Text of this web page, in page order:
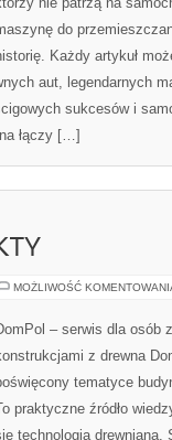
do
Każdy artykuł
aut, legendarnych
sukcesów i
łączy […]
MOŻLIWOŚĆ
– serwis dla osób
z drewna
tematyce
praktyczne źródło
technologią drewnianą.